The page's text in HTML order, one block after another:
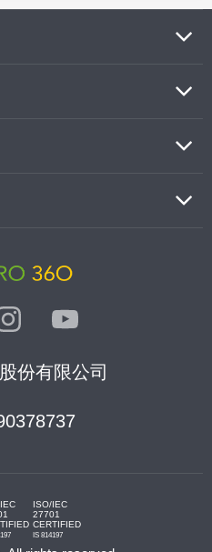
份有限公司
ISO/IEC
27701
CERTIFIED
IS 814197